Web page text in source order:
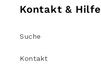
Kontakt & Hilfe
Suche
Kontakt